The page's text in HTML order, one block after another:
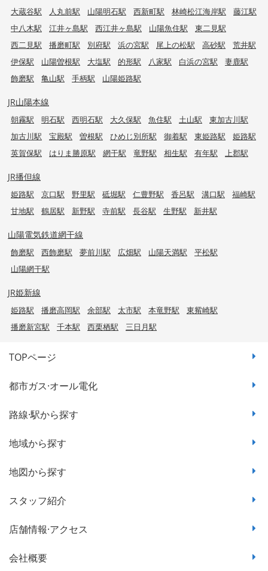
大蔵谷駅 人丸前駅 山陽明石駅 西新町駅 林崎松江海岸駅
藤江駅
中八木駅
江井ヶ島駅 西江井ヶ島駅 山陽魚住駅
東二見駅
西二見駅
播磨町駅 別府駅 浜の宮駅 尾上の松駅 高砂駅
荒井駅
伊保駅
山陽曽根駅 大塩駅 的形駅 八家駅 白浜の宮駅
妻鹿駅
飾磨駅
亀山駅 手柄駅 山陽姫路駅
JR山陽本線
朝霧駅 明石駅 西明石駅 大久保駅 魚住駅 土山駅
東加古川駅
加古川駅
宝殿駅 曽根駅 ひめじ別所駅 御着駅 東姫路駅
姫路駅
英賀保駅
はりま勝原駅 網干駅 竜野駅 相生駅 有年駅 上郡駅
JR播但線
姫路駅 京口駅 野里駅 砥堀駅 仁豊野駅 香呂駅 溝口駅
福崎駅
甘地駅
鶴居駅 新野駅 寺前駅 長谷駅 生野駅 新井駅
山陽電気鉄道網干線
飾磨駅 西飾磨駅 夢前川駅 広畑駅 山陽天満駅
平松駅
山陽網干駅
JR姫新線
姫路駅 播磨高岡駅 余部駅 太市駅 本竜野駅
東觜崎駅
播磨新宮駅
千本駅 西栗栖駅 三日月駅
TOPページ
都市ガス·オール電化
路線·駅から探す
地域から探す
地図から探す
スタッフ紹介
店舗情報·アクセス
会社概要